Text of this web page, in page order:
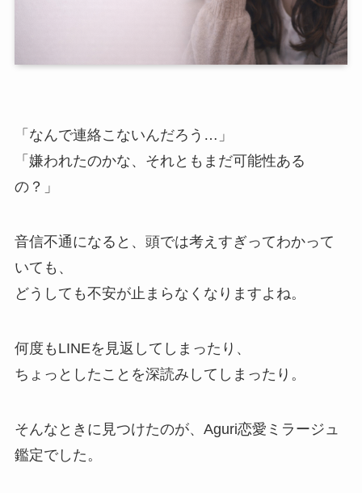
「なんで連絡こないんだろう…」
「嫌われたのかな、それともまだ可能性ある
の？」
音信不通になると、頭では考えすぎってわかって
いても、
どうしても不安が止まらなくなりますよね。
何度もLINEを見返してしまったり、
ちょっとしたことを深読みしてしまったり。
そんなときに見つけたのが、Aguri恋愛ミラージュ
鑑定でした。